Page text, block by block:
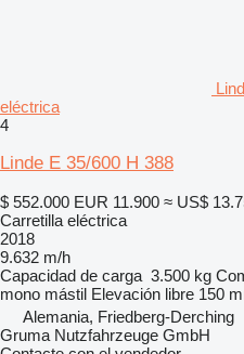
eléctrica
4
Linde E 35/600 H 388
$ 552.000 EUR 11.900 ≈ US$
Carretilla eléctrica
2018
9.632 m/h
Capacidad de carga 3.500 kg
mono mástil Elevación libre 150
Alemania, Friedberg-Derching
Gruma Nutzfahrzeuge GmbH